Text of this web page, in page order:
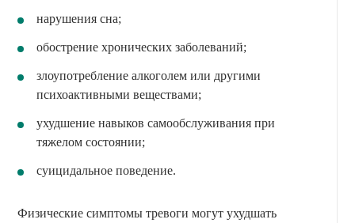
нарушения сна;
обострение хронических заболеваний;
злоупотребление алкоголем или другими
психоактивными веществами;
ухудшение навыков самообслуживания при
тяжелом состоянии;
суицидальное поведение.
Физические симптомы тревоги могут ухудшать